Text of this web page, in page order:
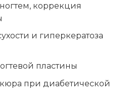
коррекция
и гиперкератоза
пластины
при диабетической